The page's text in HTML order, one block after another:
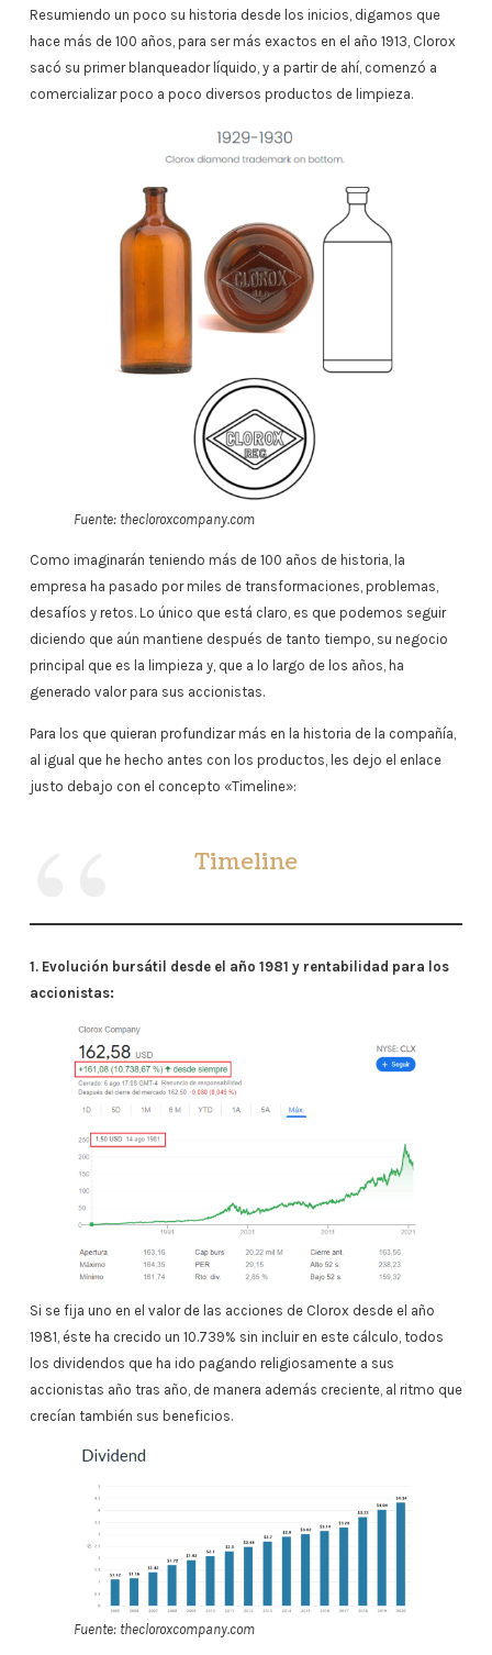
Resumiendo un poco su historia desde los inicios, digamos que
hace más de 100 años, para ser más exactos en el año 1913, Clorox
sacó su primer blanqueador líquido, y a partir de ahí, comenzó a
comercializar poco a poco diversos productos de limpieza.
Fuente: thecloroxcompany.com
Como imaginarán teniendo más de 100 años de historia, la
empresa ha pasado por miles de transformaciones, problemas,
desafíos y retos. Lo único que está claro, es que podemos seguir
diciendo que aún mantiene después de tanto tiempo, su negocio
principal que es la limpieza y, que a lo largo de los años, ha
generado valor para sus accionistas.
Para los que quieran profundizar más en la historia de la compañía,
al igual que he hecho antes con los productos, les dejo el enlace
justo debajo con el concepto «Timeline»:
Timeline
1. Evolución bursátil desde el año 1981 y rentabilidad para los
accionistas:
Si se fija uno en el valor de las acciones de Clorox desde el año
1981, éste ha crecido un 10.739% sin incluir en este cálculo, todos
los dividendos que ha ido pagando religiosamente a sus
accionistas año tras año, de manera además creciente, al ritmo que
crecían también sus beneficios.
Fuente: thecloroxcompany.com